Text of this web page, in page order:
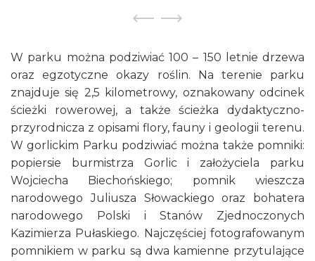
W parku można podziwiać 100 – 150 letnie drzewa
oraz egzotyczne okazy roślin. Na terenie parku
znajduje się 2,5 kilometrowy, oznakowany odcinek
ścieżki rowerowej, a także ścieżka dydaktyczno-
przyrodnicza z opisami flory, fauny i geologii terenu.
W gorlickim Parku podziwiać można także pomniki:
popiersie burmistrza Gorlic i założyciela parku
Wojciecha Biechońskiego; pomnik wieszcza
narodowego Juliusza Słowackiego oraz bohatera
narodowego Polski i Stanów Zjednoczonych
Kazimierza Pułaskiego. Najczęściej fotografowanym
pomnikiem w parku są dwa kamienne przytulające